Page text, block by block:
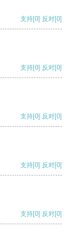
支持[0] 反对[0]
支持[0] 反对[0]
支持[0] 反对[0]
支持[0] 反对[0]
支持[0] 反对[0]